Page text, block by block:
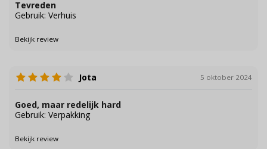
Tevreden
Gebruik: Verhuis
Bekijk review
Jota 5 oktober 2024
Goed, maar redelijk hard
Gebruik: Verpakking
Bekijk review